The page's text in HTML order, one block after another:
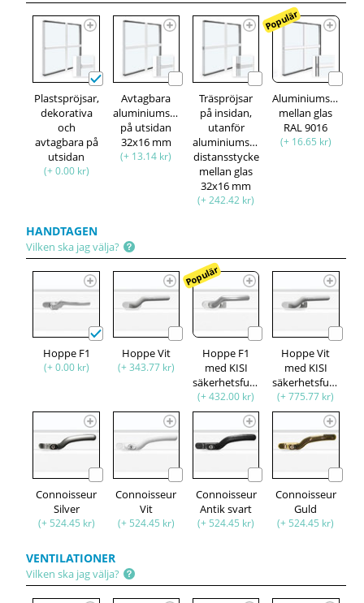
Plastspröjsar,
dekorativa
och
avtagbara på
utsidan
(+ 0.00 kr)
Avtagbara
aluminiumspröjsar,
på utsidan
32x16 mm
(+ 13.14 kr)
Träspröjsar
på insidan,
utanför
aluminiumspröjsar,
distansstycke
mellan glas
32x16 mm
(+ 242.42 kr)
Populär
Aluminiumspröjsar
mellan glas
RAL 9016
(+ 16.65 kr)
HANDTAGEN
Vilken ska jag välja?
Hoppe F1
(+ 0.00 kr)
Hoppe Vit
(+ 343.77 kr)
Populär
Hoppe F1
med KISI
säkerhetsfunktion
(+ 432.00 kr)
Hoppe Vit
med KISI
säkerhetsfunktion
(+ 775.77 kr)
Connoisseur
Silver
(+ 524.45 kr)
Connoisseur
Vit
(+ 524.45 kr)
Connoisseur
Antik svart
(+ 524.45 kr)
Connoisseur
Guld
(+ 524.45 kr)
VENTILATIONER
Vilken ska jag välja?